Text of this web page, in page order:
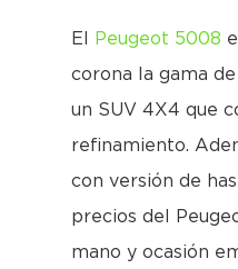
El Peugeot 5008
corona la gama
un SUV 4X4 que
refinamiento.
con versión de
precios del
mano y ocasión